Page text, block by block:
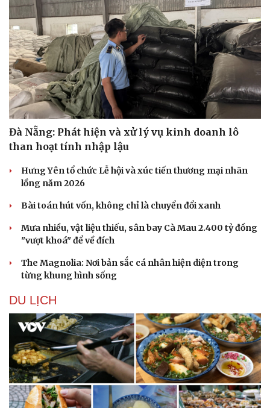
Cải chính
Đà Nẵng: Phát hiện và xử lý vụ kinh doanh lô
than hoạt tính nhập lậu
Hưng Yên tổ chức Lễ hội và xúc tiến thương mại nhãn
lồng năm 2026
Bài toán hút vốn, không chỉ là chuyển đổi xanh
Mưa nhiều, vật liệu thiếu, sân bay Cà Mau 2.400 tỷ đồng
"vượt khoá" để về đích
The Magnolia: Nơi bản sắc cá nhân hiện diện trong
từng khung hình sống
DU LỊCH